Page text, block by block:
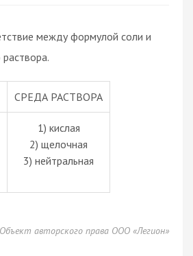
между формулой соли и
СРЕДА РАСТВОРА
1) кислая
2) щелочная
3) нейтральная
Объект авторского права ООО «Легион»